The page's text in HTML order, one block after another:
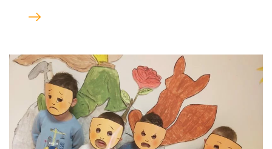
Lire
l'article